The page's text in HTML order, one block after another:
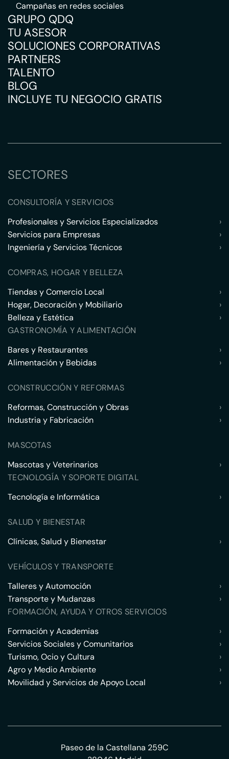
Campañas en redes sociales
GRUPO QDQ
TU ASESOR
SOLUCIONES CORPORATIVAS
PARTNERS
TALENTO
BLOG
INCLUYE TU NEGOCIO GRATIS
SECTORES
CONSULTORÍA Y SERVICIOS
Profesionales y Servicios Especializados
›
Servicios para Empresas
›
Ingeniería y Servicios Técnicos
›
COMPRAS, HOGAR Y BELLEZA
Tiendas y Comercio Local
›
Hogar, Decoración y Mobiliario
›
Belleza y Estética
›
GASTRONOMÍA Y ALIMENTACIÓN
Bares y Restaurantes
›
Alimentación y Bebidas
›
CONSTRUCCIÓN Y REFORMAS
Reformas, Construcción y Obras
›
Industria y Fabricación
›
MASCOTAS
Mascotas y Veterinarios
›
TECNOLOGÍA Y SOPORTE DIGITAL
Tecnología e Informática
›
SALUD Y BIENESTAR
Clínicas, Salud y Bienestar
›
VEHÍCULOS Y TRANSPORTE
Talleres y Automoción
›
Transporte y Mudanzas
›
FORMACIÓN, AYUDA Y OTROS SERVICIOS
Formación y Academias
›
Servicios Sociales y Comunitarios
›
Turismo, Ocio y Cultura
›
Agro y Medio Ambiente
›
Movilidad y Servicios de Apoyo Local
›
Paseo de la Castellana 259C